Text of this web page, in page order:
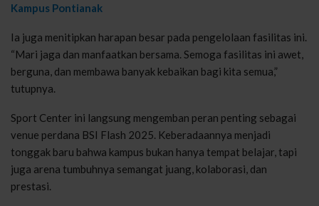
Kampus Pontianak
Ia juga menitipkan harapan besar pada pengelolaan fasilitas ini.
“Mari jaga dan manfaatkan bersama. Semoga fasilitas ini awet,
berguna, dan membawa banyak kebaikan bagi kita semua,”
tutupnya.
Sport Center ini langsung mengemban peran penting sebagai
venue perdana BSI Flash 2025. Keberadaannya menjadi
tonggak baru bahwa kampus bukan hanya tempat belajar, tapi
juga arena tumbuhnya semangat juang, kolaborasi, dan
prestasi.